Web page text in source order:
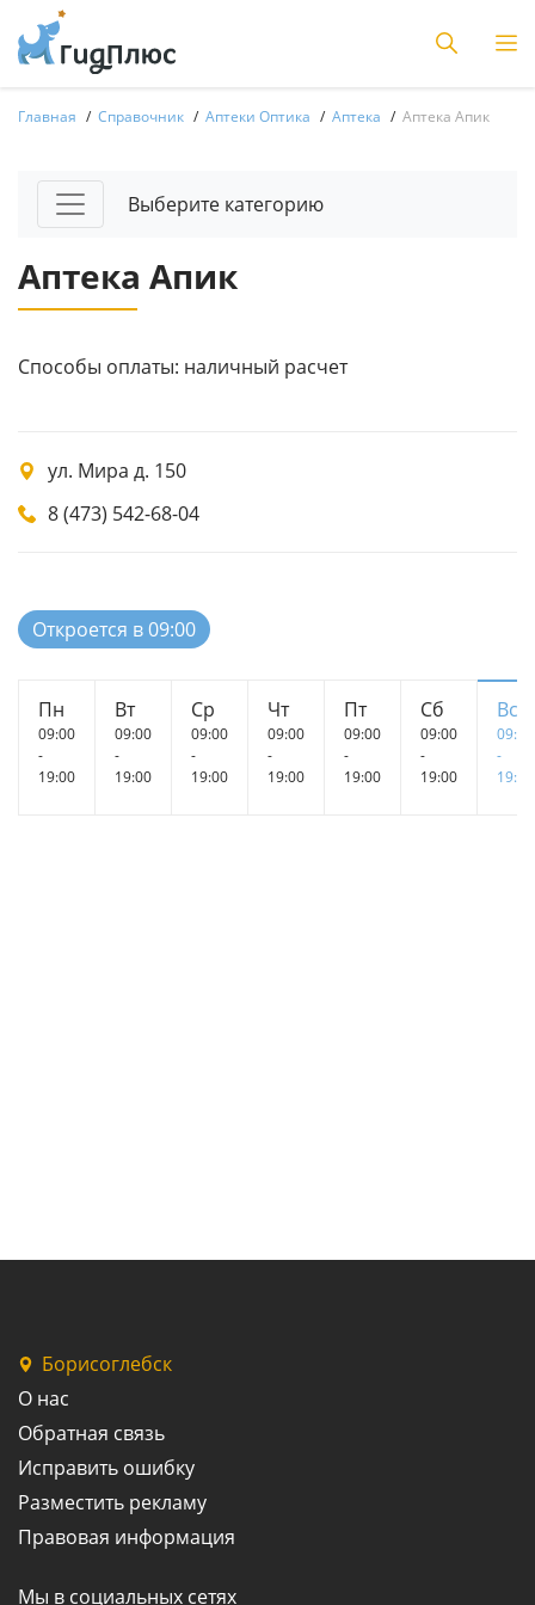
Главная Справочник Аптеки Оптика Аптека Аптека Апик
Выберите категорию
Аптека Апик
Способы оплаты: наличный расчет
ул. Мира д. 150
8 (473) 542-68-04
Откроется в 09:00
Пн
09:00
-
19:00
Вт
09:00
-
19:00
Ср
09:00
-
19:00
Чт
09:00
-
19:00
Пт
09:00
-
19:00
Сб
09:00
-
19:00
Вс
09:00
-
19:00
Борисоглебск
О нас
Обратная связь
Исправить ошибку
Разместить рекламу
Правовая информация
Мы в социальных сетях